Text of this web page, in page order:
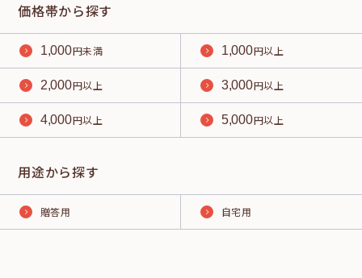
価格帯から探す
1,000円未満 1,000円以上
2,000円以上 3,000円以上
4,000円以上 5,000円以上
用途から探す
贈答用 自宅用